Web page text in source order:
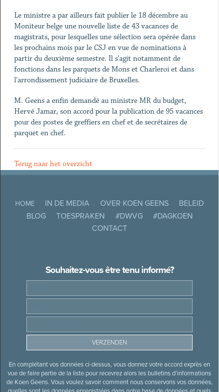
Le ministre a par ailleurs fait publier le 18 décembre au
Moniteur belge une nouvelle liste de 43 vacances de
magistrats, pour lesquelles une sélection sera opérée dans
les prochains mois par le CSJ en vue de nominations à
partir du deuxième semestre. Il s'agit notamment de
fonctions dans les parquets de Mons et Charleroi et dans
l'arrondissement judiciaire de Bruxelles.
M. Geens a enfin demandé au ministre MR du budget,
Hervé Jamar, son accord pour la publication de 95 vacances
pour des postes de greffiers en chef et de secrétaires de
parquet en chef.
Terug naar het overzicht
HOME IN DE MEDIA OVER KOEN GEENS
BELEID
BLOG
TOESPRAKEN #DWVG
#DAGKOEN
CONTACT
Souhaitez-vous être tenu informé?
En complétant vos données ci-dessus, vous donnez votre accord exprès en
vue de faire partie de la liste pour recevrez alors les bulletins d’informations
de Koen Geens. Vous voulez savoir comment nous conservons vos données,